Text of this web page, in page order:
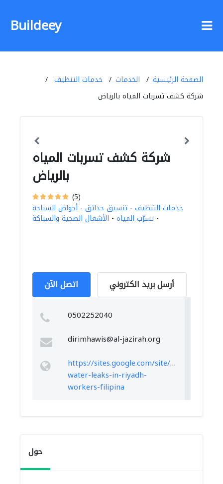
Buildeey
الصفحة الرئيسية الخدمات
خدمات التنظيف
شركة كشف تسربات المياه بالرياض
شركة كشف تسربات المياه
بالرياض
(5)
خدمات التنظيف - تنسيق حدائق - أحواض السباحة
- تسرّب المياه - الأشغال الصحية والسباكة
اتصل الآن أرسل بريد الكتروني
0502252040
dirimhawis@al-jazirah.org
https://sites.google.com/site/alfahedclean/
water-leaks-in-riyadh-
workers-filipina
حول